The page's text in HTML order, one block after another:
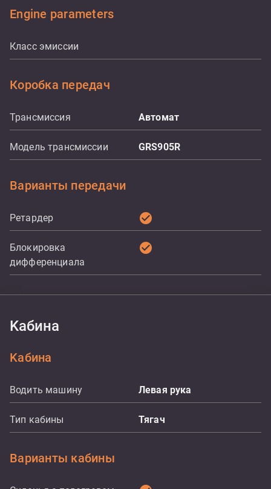
Engine parameters
Класс эмиссии
Коробка передач
Трансмиссия Aвтомат
Модель трансмиссии GRS905R
Варианты передачи
Ретардер check_circle
Блокировка
дифференциала
check_circle
Kабина
Kабина
Водить машину Левая рука
Тип кабины Тягач
Варианты кабины